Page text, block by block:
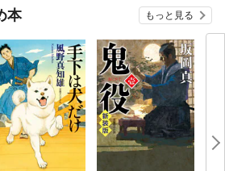
本 もっと見る